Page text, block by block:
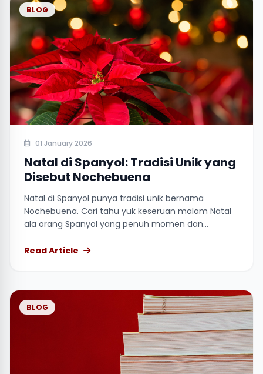
BLOG
01 January 2026
Natal di Spanyol: Tradisi Unik yang
Disebut Nochebuena
Natal di Spanyol punya tradisi unik bernama
Nochebuena. Cari tahu yuk keseruan malam Natal
ala orang Spanyol yang penuh momen dan
Read Article
BLOG